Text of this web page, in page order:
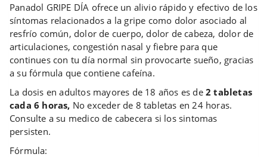
Panadol GRIPE DÍA ofrece un alivio rápido y efectivo de los
síntomas relacionados a la gripe como dolor asociado al
resfrío común, dolor de cuerpo, dolor de cabeza, dolor de
articulaciones, congestión nasal y fiebre para que
continues con tu día normal sin provocarte sueño, gracias
a su fórmula que contiene cafeína.
La dosis en adultos mayores de 18 años es de 2 tabletas
cada 6 horas, No exceder de 8 tabletas en 24 horas.
Consulte a su medico de cabecera si los sintomas
persisten.
Fórmula: